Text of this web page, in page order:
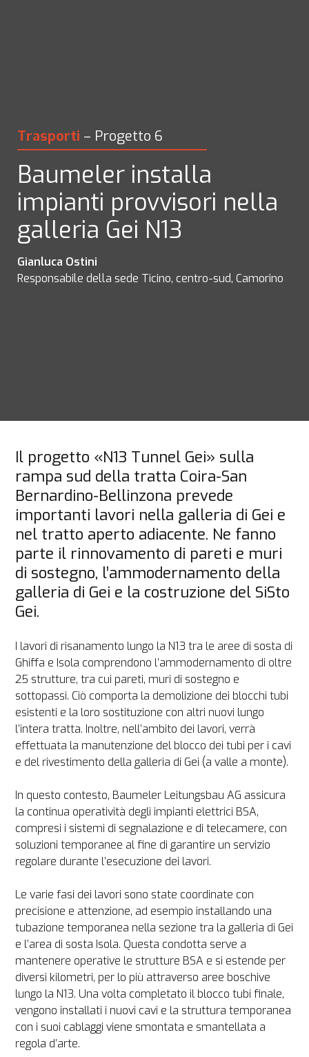
Trasporti – Progetto 6
Baumeler installa
impianti provvisori nella
galleria Gei N13
Responsabile della sede Ticino, centro-sud, Camorino
Il progetto «N13 Tunnel Gei» sulla
rampa sud della tratta Coira-San
Bernardino-Bellinzona prevede
importanti lavori nella galleria di Gei e
nel tratto aperto adiacente. Ne fanno
parte il rinnovamento di pareti e muri
di sostegno, l’ammodernamento della
galleria di Gei e la costruzione del SiSto
Gei.
I lavori di risanamento lungo la N13 tra le aree di sosta di
Ghiffa e Isola comprendono l’ammodernamento di oltre
25 strutture, tra cui pareti, muri di sostegno e
sottopassi. Ciò comporta la demolizione dei blocchi tubi
esistenti e la loro sostituzione con altri nuovi lungo
l’intera tratta. Inoltre, nell’ambito dei lavori, verrà
effettuata la manutenzione del blocco dei tubi per i cavi
e del rivestimento della galleria di Gei (a valle a monte).
In questo contesto, Baumeler Leitungsbau AG assicura
la continua operatività degli impianti elettrici BSA,
compresi i sistemi di segnalazione e di telecamere, con
soluzioni temporanee al fine di garantire un servizio
regolare durante l’esecuzione dei lavori.
Le varie fasi dei lavori sono state coordinate con
precisione e attenzione, ad esempio installando una
tubazione temporanea nella sezione tra la galleria di Gei
e l’area di sosta Isola. Questa condotta serve a
mantenere operative le strutture BSA e si estende per
diversi kilometri, per lo più attraverso aree boschive
lungo la N13. Una volta completato il blocco tubi finale,
vengono installati i nuovi cavi e la struttura temporanea
con i suoi cablaggi viene smontata e smantellata a
regola d’arte.